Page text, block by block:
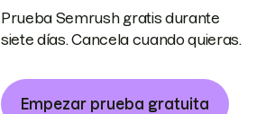
Prueba Semrush gratis durante
siete días. Cancela cuando quieras.
Empezar prueba gratuita